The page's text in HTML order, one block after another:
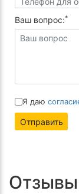
Ваш вопрос:*
Я даю
Отправить
Отзывы